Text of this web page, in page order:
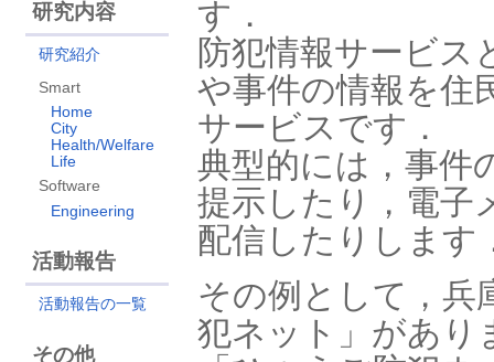
研究内容
研究紹介
Smart
Home
City
Health/Welfare
Life
Software
Engineering
活動報告
活動報告の一覧
その他
す．
防犯情報サービス
や事件の情報を住
サービスです．
典型的には，事件
提示したり，電子
配信したりします
その例として，兵
犯ネット」があり